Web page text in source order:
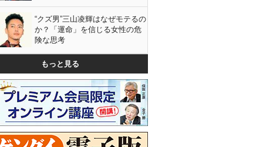
“クズ男”三山凌輝はなぜモテるの
か？「運命」を信じる女性の危
険な思考
もっと見る